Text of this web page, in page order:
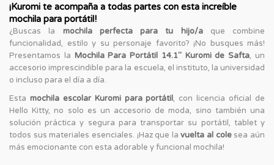
¡Kuromi te acompaña a todas partes con esta increíble
mochila para portátil!
¿Buscas la mochila perfecta para tu hijo/aque combine
funcionalidad, estilo y su personaje favorito? ¡No busques más!
Presentamos la Mochila Para Portátil 14.1'' Kuromi de Safta, un
accesorio imprescindible para la escuela, el instituto, la universidad
o incluso para el día a día.
Esta mochila escolar Kuromi para portátil, con licencia oficial de
Hello Kitty, no solo es un accesorio de moda, sino también una
solución práctica y segura para transportar su portátil, tablet y
todos sus materiales esenciales. ¡Haz que lavuelta al colesea aún
más emocionante con esta adorable y funcional mochila!